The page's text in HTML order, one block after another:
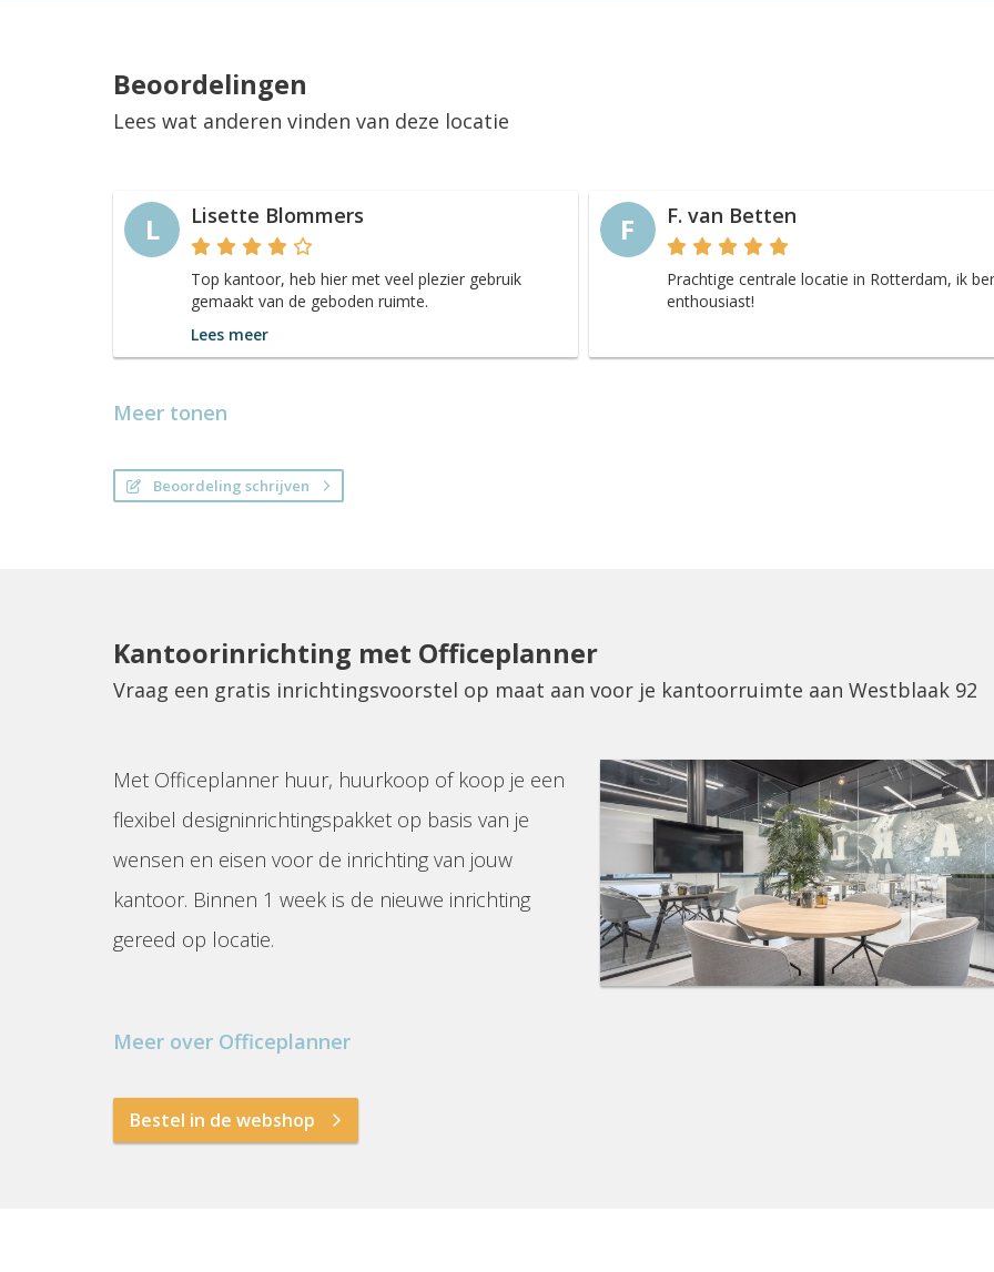
Beoordelingen
Lees wat anderen vinden van deze locatie
L Lisette Blommers
Top kantoor, heb hier met veel plezier gebruik
gemaakt van de geboden ruimte.
Lees meer
F F. van Betten
Prachtige centrale locatie in Rotterdam, ik
enthousiast!
Meer tonen
Beoordeling schrijven
Kantoorinrichting met Officeplanner
Vraag een gratis inrichtingsvoorstel op maat aan voor je kantoorruimte aan Westblaak 92
Met Officeplanner huur, huurkoop of koop je een
flexibel designinrichtingspakket op basis van je
wensen en eisen voor de inrichting van jouw
kantoor. Binnen 1 week is de nieuwe inrichting
gereed op locatie.
Meer over Officeplanner
Bestel in de webshop